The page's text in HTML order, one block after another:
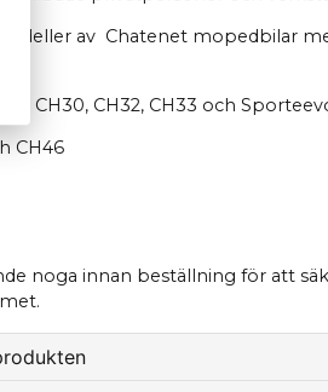
av Chatenet mopedbilar
CH30, CH32, CH33 och
CH46
noga innan beställning för att